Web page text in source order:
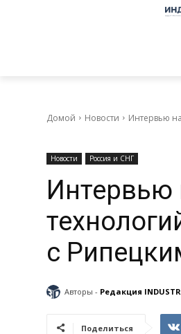
Домой Новости Интервью
Новости Россия и СНГ
Интервью
с
Авторы - Редакция
Поделиться